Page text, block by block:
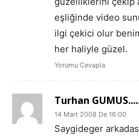
eşliğinde video
ilgi çekici olur
her haliyle güzel.
Yorumu Cevapla
Turhan
14 Mart 2008 De 16:00
Saygideger